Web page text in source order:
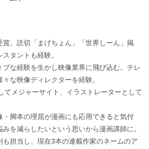
賞。読切「まげちょん」「世界しーん」掲
タントも経験。
ブな経験を生かし映像業界に飛び込む。テレ
な映像ディレクターを経験。
てメジャーサイト、イラストレーターとして
・脚本の理屈が漫画にも応用できると気付
を減らしたいという思いから漫画講師に。
も担当し、現在3本の連載作家のネームのア